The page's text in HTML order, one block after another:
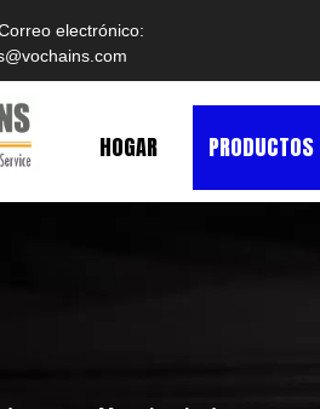
electrónico:
HOGAR PRODUCTOS